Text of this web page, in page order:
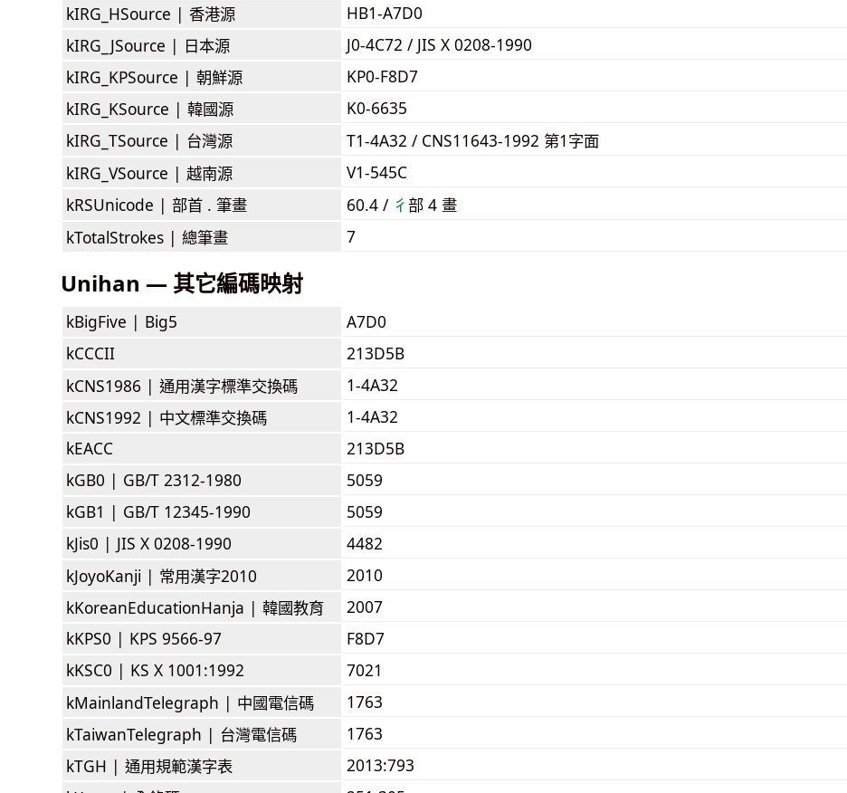
kIRG_HSource | 香港源
HB1-A7D0
kIRG_JSource | 日本源
J0-4C72 / JIS X 0208-1990
kIRG_KPSource | 朝鮮源
KP0-F8D7
kIRG_KSource | 韓國源
K0-6635
kIRG_TSource | 台灣源
T1-4A32 / CNS11643-1992 第1字面
kIRG_VSource | 越南源
V1-545C
kRSUnicode | 部首 . 筆畫 60.4 / ⼻部 4 畫
kTotalStrokes | 總筆畫 7
Unihan — 其它編碼映射
kBigFive | Big5
A7D0
kCCCII
213D5B
kCNS1986 | 通用漢字標準交換碼
1-4A32
kCNS1992 | 中文標準交換碼
1-4A32
kEACC
213D5B
kGB0 | GB/T 2312-1980
5059
kGB1 | GB/T 12345-1990
5059
kJis0 | JIS X 0208-1990
4482
kJoyoKanji | 常用漢字2010
2010
kKoreanEducationHanja | 韓國教育
2007
kKPS0 | KPS 9566-97
F8D7
kKSC0 | KS X 1001:1992
7021
kMainlandTelegraph | 中國電信碼
1763
kTaiwanTelegraph | 台灣電信碼
1763
kTGH | 通用規範漢字表
2013:793